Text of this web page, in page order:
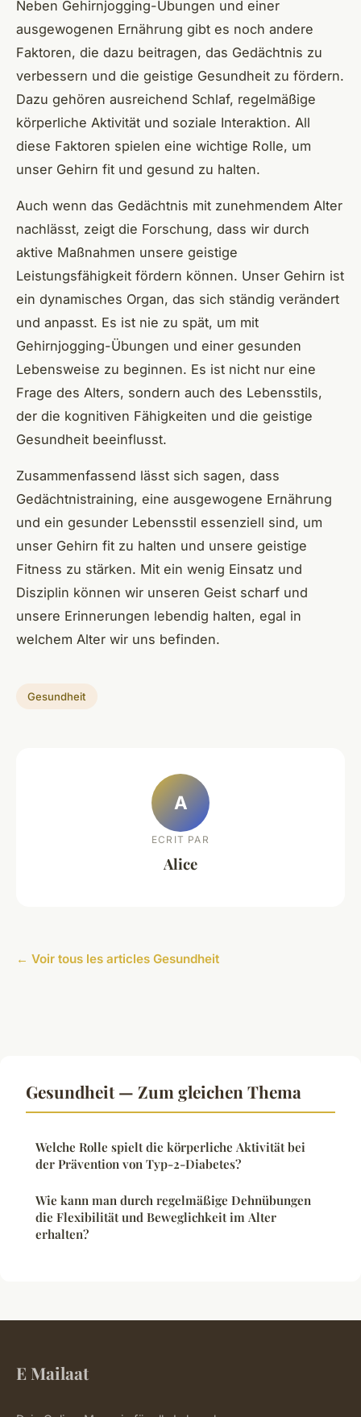
Neben Gehirnjogging-Übungen und einer
ausgewogenen Ernährung gibt es noch andere
Faktoren, die dazu beitragen, das Gedächtnis zu
verbessern und die geistige Gesundheit zu fördern.
Dazu gehören ausreichend Schlaf, regelmäßige
körperliche Aktivität und soziale Interaktion. All
diese Faktoren spielen eine wichtige Rolle, um
unser Gehirn fit und gesund zu halten.
Auch wenn das Gedächtnis mit zunehmendem Alter
nachlässt, zeigt die Forschung, dass wir durch
aktive Maßnahmen unsere geistige
Leistungsfähigkeit fördern können. Unser Gehirn ist
ein dynamisches Organ, das sich ständig verändert
und anpasst. Es ist nie zu spät, um mit
Gehirnjogging-Übungen und einer gesunden
Lebensweise zu beginnen. Es ist nicht nur eine
Frage des Alters, sondern auch des Lebensstils,
der die kognitiven Fähigkeiten und die geistige
Gesundheit beeinflusst.
Zusammenfassend lässt sich sagen, dass
Gedächtnistraining, eine ausgewogene Ernährung
und ein gesunder Lebensstil essenziell sind, um
unser Gehirn fit zu halten und unsere geistige
Fitness zu stärken. Mit ein wenig Einsatz und
Disziplin können wir unseren Geist scharf und
unsere Erinnerungen lebendig halten, egal in
welchem Alter wir uns befinden.
Gesundheit
A
ECRIT PAR
Alice
← Voir tous les articles Gesundheit
Gesundheit — Zum gleichen Thema
Welche Rolle spielt die körperliche Aktivität bei
der Prävention von Typ-2-Diabetes?
Wie kann man durch regelmäßige Dehnübungen
die Flexibilität und Beweglichkeit im Alter
erhalten?
E Mailaat